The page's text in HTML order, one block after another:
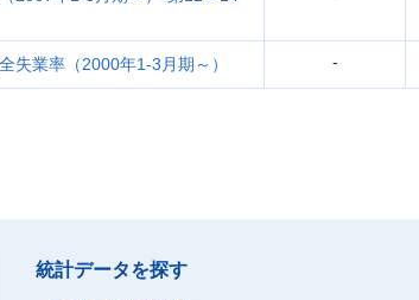
失業率（2000年1-3月期～） -
統計データを探す